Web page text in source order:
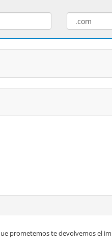
prometemos te devolvemos el